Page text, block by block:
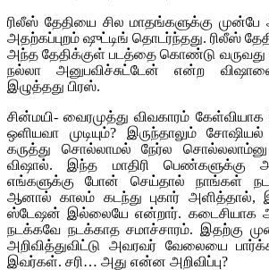
ரிலீஸ் தேதியை சில மாதங்களுக்கு முன்பே
அதற்கப்புறம் ஷுட்டிங் தொடர்ந்தது. ரிலீஸ்
அந்த தேதிக்குள் படத்தை கொண்டு
நல்லா அனுபவிச்சுட்டேன் என்ற
இழுத்தது பிரஸ்.
சின்மயி- வைரமுத்து விவகாரம்
ஒளியவா முடியும்? இருந்தாலும் சோஷியல்
கருத்து சொல்லாமல் நேர்ல
விஷால். இந்த மாதிரி பெண்களுக்கு
எங்களுக்கு போன் செய்தால் நாங்கள்
ஆனால் காலம் கடந்து புகார்
ஸ்டேஷன் இல்லையே என்றார்.
நடக்கவே நடக்காத சமாச்சாரம். இதற்கு
அறிவித்துவிட்டு அவரவர் வேலையை
இவர்கள். சரி… அது என்ன அறிவிப்பு?